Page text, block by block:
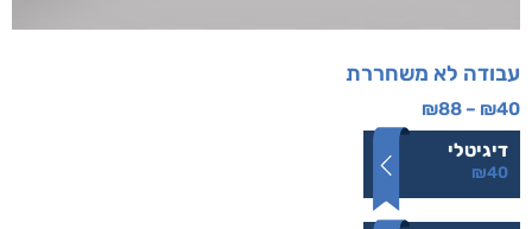
עבודה לא משחררת
₪40
–
₪88
דיגיטלי
₪40